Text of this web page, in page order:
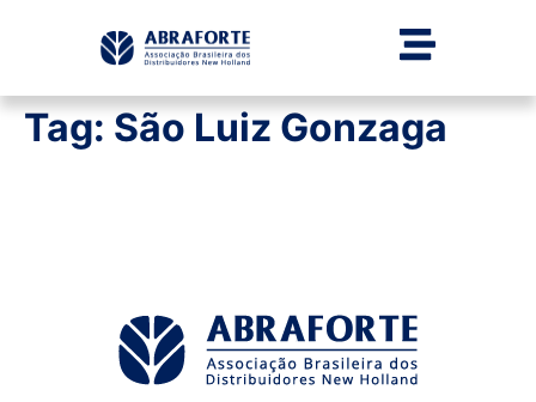
Tag: São Luiz Gonzaga